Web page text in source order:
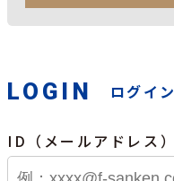
LOGIN ログイン
ID（メールアドレス）